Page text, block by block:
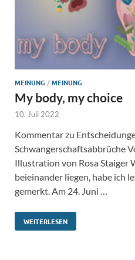
MEINUNG /MEINUNG
My body, my choice
10. Juli 2022
Kommentar zu
Schwangerschaftsabbrüche
Illustration von Rosa Staiger
beieinander liegen, habe ich
gemerkt. Am 24. Juni …
WEITERLESEN